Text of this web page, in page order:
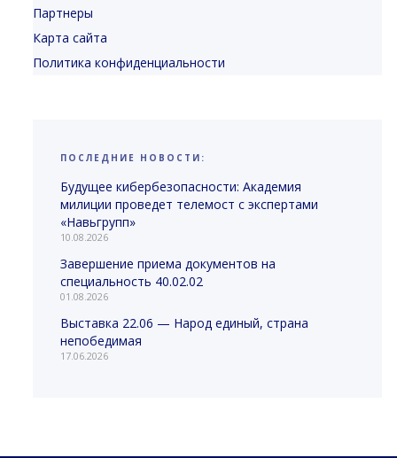
Партнеры
Карта сайта
Политика конфиденциальности
ПОСЛЕДНИЕ НОВОСТИ:
Будущее кибербезопасности: Академия
милиции проведет телемост с экспертами
«Навьгрупп»
10.08.2026
Завершение приема документов на
специальность 40.02.02
01.08.2026
Выставка 22.06 — Народ единый, страна
непобедимая
17.06.2026